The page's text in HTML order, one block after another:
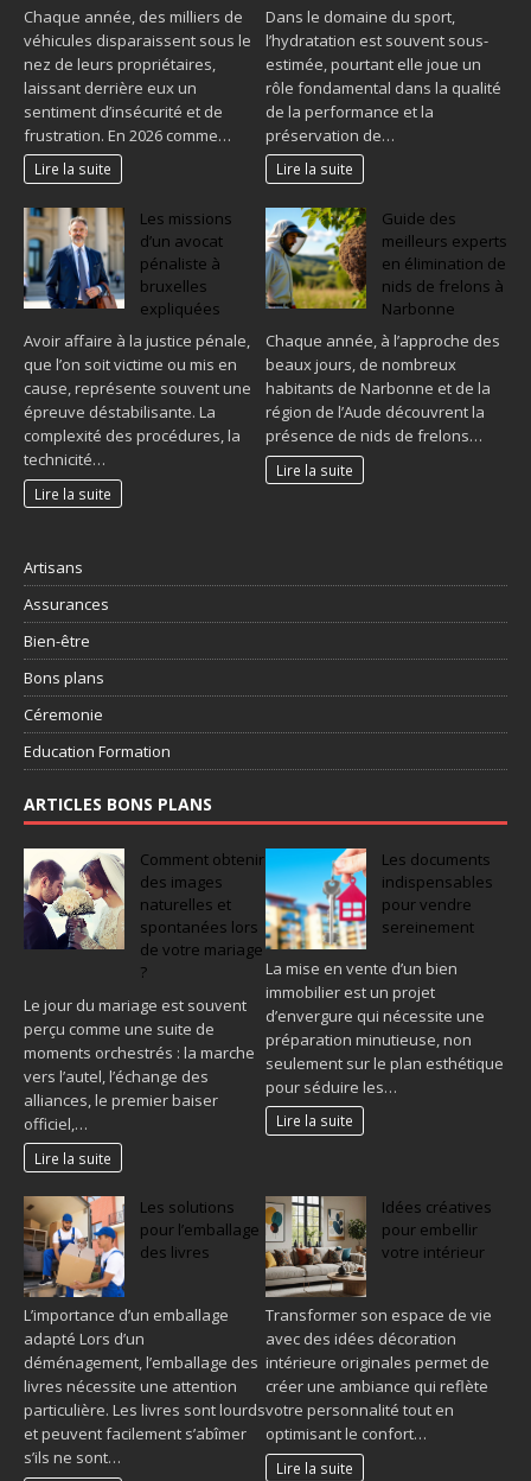
Chaque année, des milliers de
véhicules disparaissent sous le
nez de leurs propriétaires,
laissant derrière eux un
sentiment d’insécurité et de
frustration. En 2026 comme…
Lire la suite
Dans le domaine du sport,
l’hydratation est souvent sous-
estimée, pourtant elle joue un
rôle fondamental dans la qualité
de la performance et la
préservation de…
Lire la suite
Les missions
d’un avocat
pénaliste à
bruxelles
expliquées
Avoir affaire à la justice pénale,
que l’on soit victime ou mis en
cause, représente souvent une
épreuve déstabilisante. La
complexité des procédures, la
technicité…
Lire la suite
Guide des
meilleurs experts
en élimination de
nids de frelons à
Narbonne
Chaque année, à l’approche des
beaux jours, de nombreux
habitants de Narbonne et de la
région de l’Aude découvrent la
présence de nids de frelons…
Lire la suite
Artisans
Assurances
Bien-être
Bons plans
Céremonie
Education Formation
ARTICLES BONS PLANS
Comment obtenir
des images
naturelles et
spontanées lors
de votre mariage
?
Le jour du mariage est souvent
perçu comme une suite de
moments orchestrés : la marche
vers l’autel, l’échange des
alliances, le premier baiser
officiel,…
Lire la suite
Les documents
indispensables
pour vendre
sereinement
La mise en vente d’un bien
immobilier est un projet
d’envergure qui nécessite une
préparation minutieuse, non
seulement sur le plan esthétique
pour séduire les…
Lire la suite
Les solutions
pour l’emballage
des livres
L’importance d’un emballage
adapté Lors d’un
déménagement, l’emballage des
livres nécessite une attention
particulière. Les livres sont lourds
et peuvent facilement s’abîmer
s’ils ne sont…
Idées créatives
pour embellir
votre intérieur
Transformer son espace de vie
avec des idées décoration
intérieure originales permet de
créer une ambiance qui reflète
votre personnalité tout en
optimisant le confort…
Lire la suite